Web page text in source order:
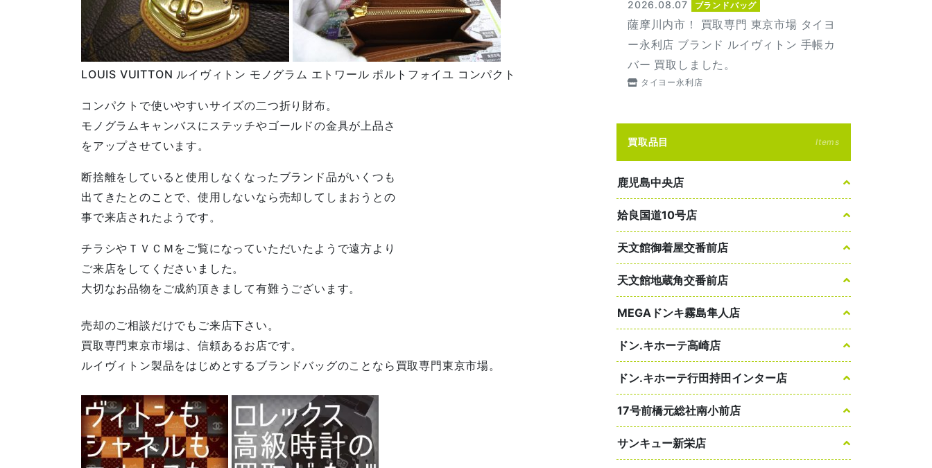
LOUIS VUITTON ルイヴィトン モノグラム エトワール ポルトフォイユ コンパクト
コンパクトで使いやすいサイズの二つ折り財布。
モノグラムキャンバスにステッチやゴールドの金具が上品さ
をアップさせています。
断捨離をしていると使用しなくなったブランド品がいくつも
出てきたとのことで、使用しないなら売却してしまおうとの
事で来店されたようです。
チラシやＴＶＣＭをご覧になっていただいたようで遠方より
ご来店をしてくださいました。
大切なお品物をご成約頂きまして有難うございます。
売却のご相談だけでもご来店下さい。
買取専門東京市場は、信頼あるお店です。
ルイヴィトン製品をはじめとするブランドバッグのことなら買取専門東京市場。
2026.08.07 ブランドバッグ
薩摩川内市！ 買取専門 東京市場 タイヨ
ー永利店 ブランド ルイヴィトン 手帳カ
バー 買取しました。
タイヨー永利店
買取品目 Items
鹿児島中央店
姶良国道10号店
天文館御着屋交番前店
天文館地蔵角交番前店
MEGAドンキ霧島隼人店
ドン.キホーテ高崎店
ドン.キホーテ行田持田インター店
17号前橋元総社南小前店
サンキュー新栄店